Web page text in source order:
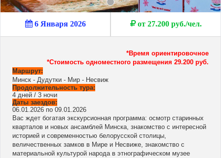
6 Января 2026 от 27.200 руб./чел.
*Время ориентировочное
*Стоимость одноместного размещения 29.200 руб.
Маршрут:
Минск - Дудутки - Мир - Несвиж
Продолжительность тура:
4 дней / 3 ночи
Даты заездов:
06.01.2026 по 09.01.2026
Вас ждет богатая экскурсионная программа: осмотр старинных
кварталов и новых ансамблей Минска, знакомство с интересной
историей и современностью белорусской столицы,
величественных замков в Мире и Несвиже, знакомство с
материальной культурой народа в этнографическом музее